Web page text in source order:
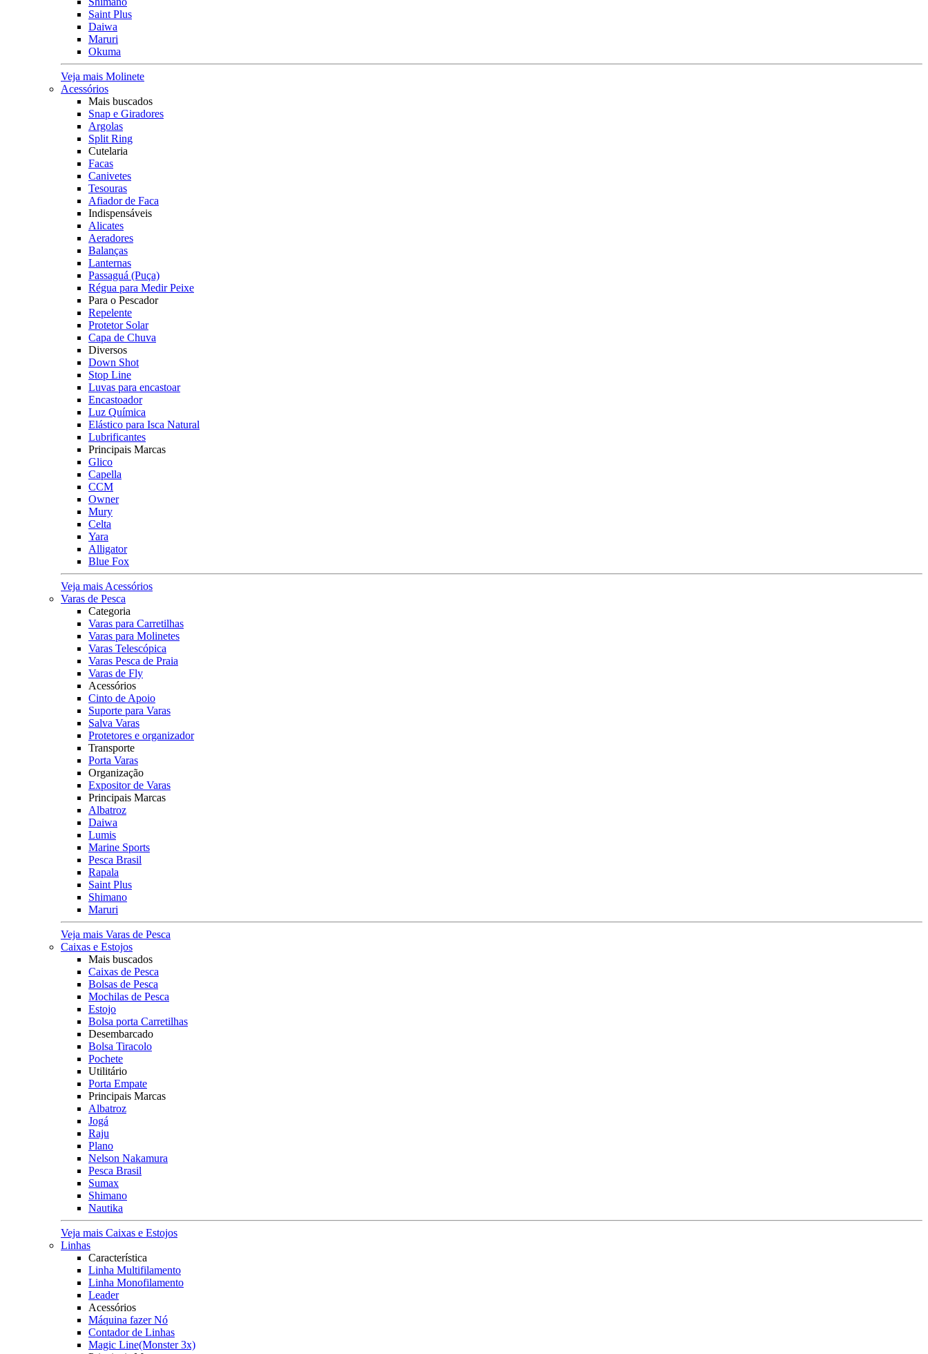
Saint Plus
Daiwa
Maruri
Okuma
Veja mais Molinete
Acessórios
Mais buscados
Snap e Giradores
Argolas
Split Ring
Cutelaria
Facas
Canivetes
Tesouras
Afiador de Faca
Indispensáveis
Alicates
Aeradores
Balanças
Lanternas
Passaguá (Puça)
Régua para Medir Peixe
Para o Pescador
Repelente
Protetor Solar
Capa de Chuva
Diversos
Down Shot
Stop Line
Luvas para encastoar
Encastoador
Luz Química
Elástico para Isca Natural
Lubrificantes
Principais Marcas
Glico
Capella
CCM
Owner
Mury
Celta
Yara
Alligator
Blue Fox
Veja mais Acessórios
Varas de Pesca
Categoria
Varas para Carretilhas
Varas para Molinetes
Varas Telescópica
Varas Pesca de Praia
Varas de Fly
Acessórios
Cinto de Apoio
Suporte para Varas
Salva Varas
Protetores e organizador
Transporte
Porta Varas
Organização
Expositor de Varas
Principais Marcas
Albatroz
Daiwa
Lumis
Marine Sports
Pesca Brasil
Rapala
Saint Plus
Shimano
Maruri
Veja mais Varas de Pesca
Caixas e Estojos
Mais buscados
Caixas de Pesca
Bolsas de Pesca
Mochilas de Pesca
Estojo
Bolsa porta Carretilhas
Desembarcado
Bolsa Tiracolo
Pochete
Utilitário
Porta Empate
Principais Marcas
Albatroz
Jogá
Raju
Plano
Nelson Nakamura
Pesca Brasil
Sumax
Shimano
Nautika
Veja mais Caixas e Estojos
Linhas
Característica
Linha Multifilamento
Linha Monofilamento
Leader
Acessórios
Máquina fazer Nó
Contador de Linhas
Magic Line(Monster 3x)